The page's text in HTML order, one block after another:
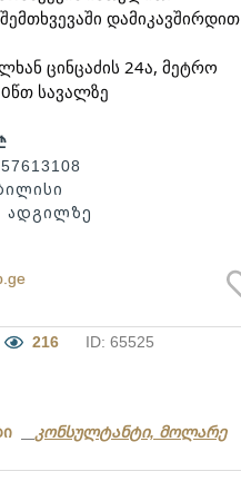
დამიკავშირდით
ცინცაძის 24ა, მეტრო
სავალზე
ადგილზე
216 ID: 65525
კონსულტანტი, მოლარე